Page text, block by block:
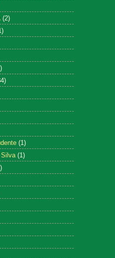
(2)
(1)
Silva (1)